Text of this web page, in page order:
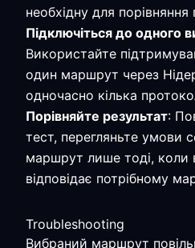
необхідну для порівняння
Підключіться до одного
Використайте
один маршрут через
одночасно кілька
Порівняйте результат:
тест, перегляньте умови
маршрут лише тоді, коли
відповідає потрібному
Troubleshooting
Вибраний маршрут